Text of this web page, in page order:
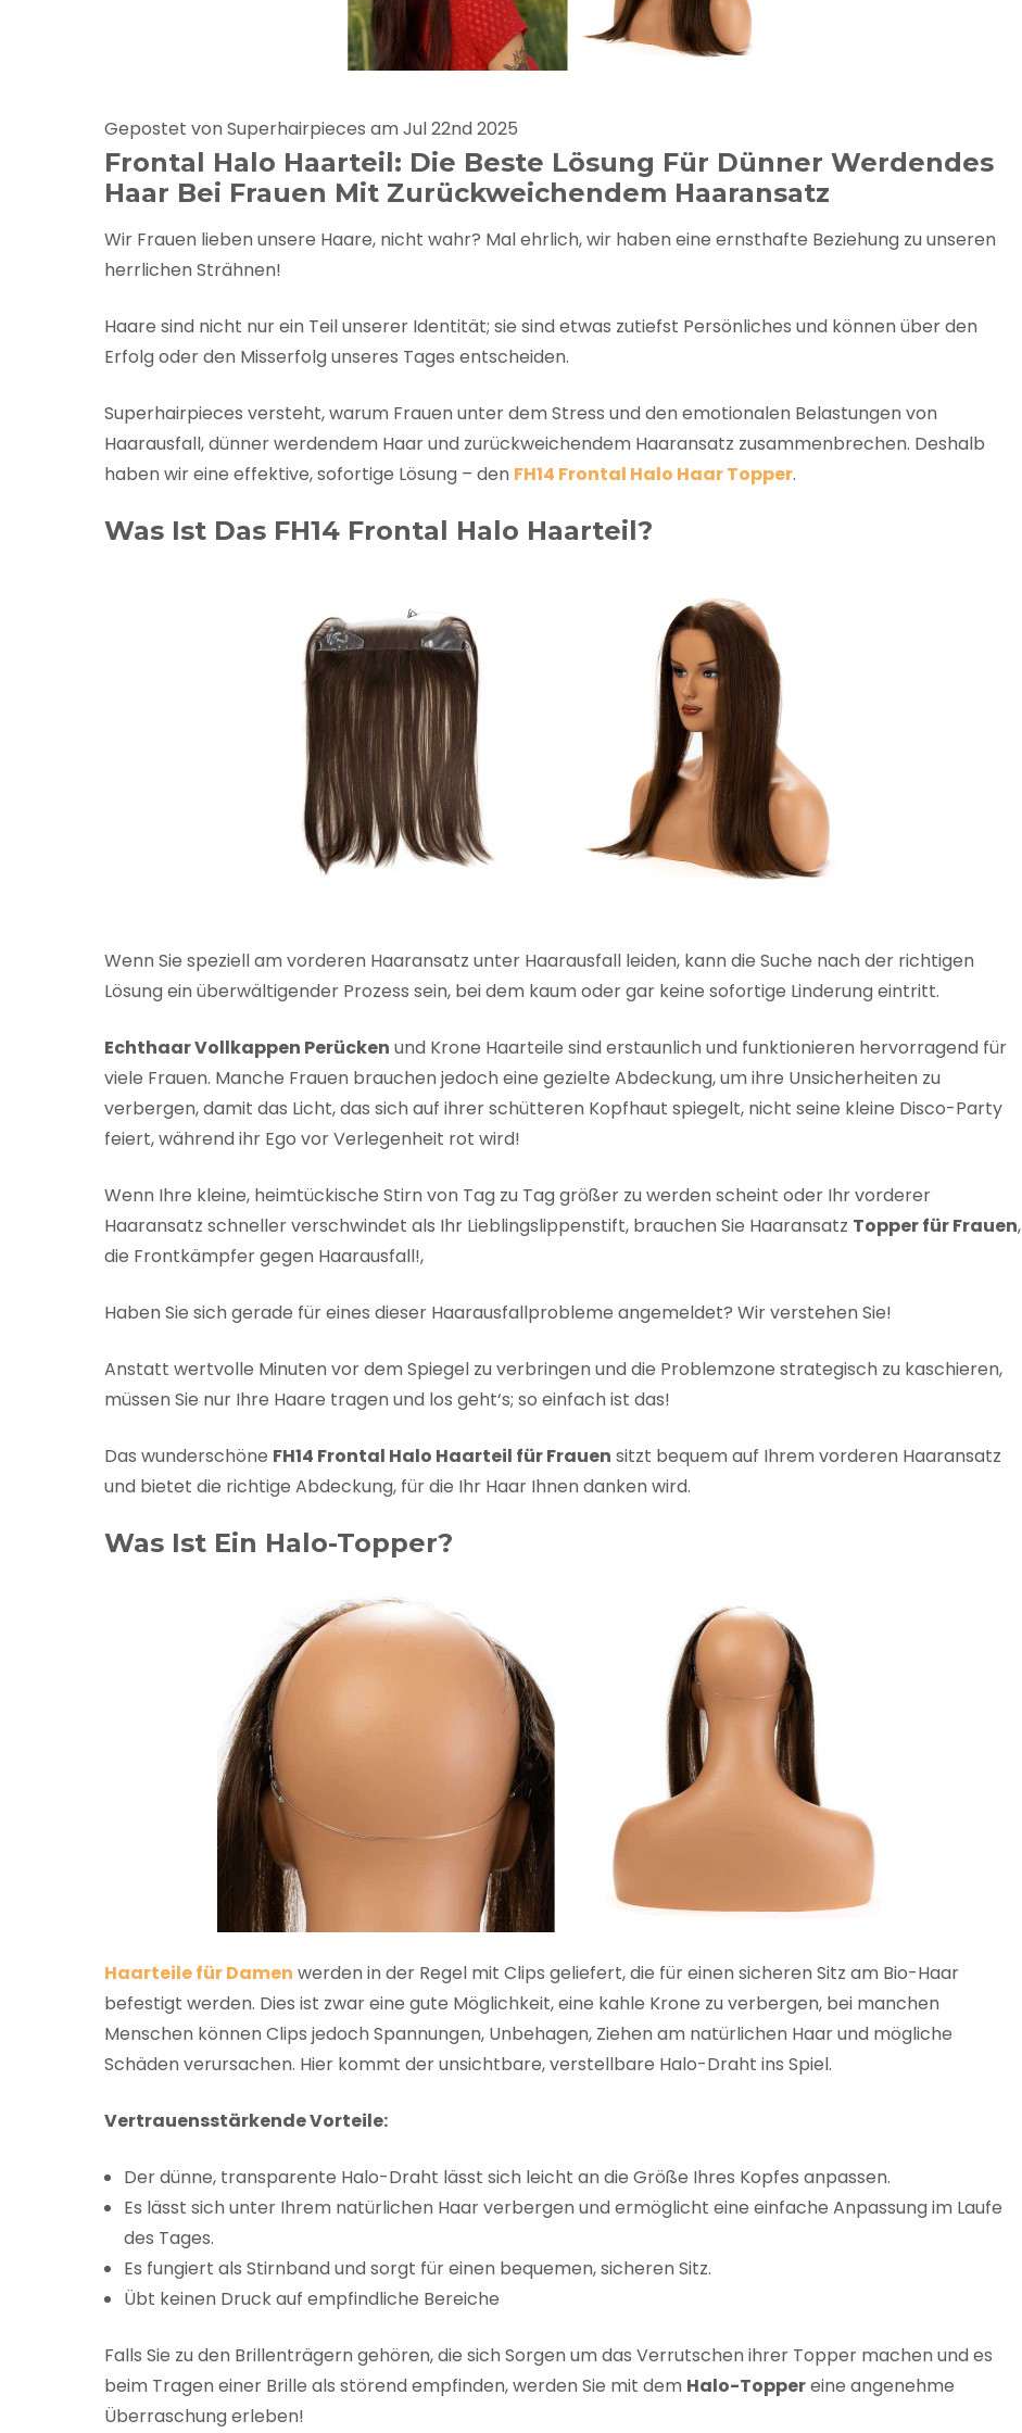
FAQ
Lieferung & Versand
Farbkarte
Gepostet von Superhairpieces am Jul 22nd 2025
Frontal Halo Haarteil: Die Beste Lösung Für Dünner Werdendes
Haar Bei Frauen Mit Zurückweichendem Haaransatz
Wir Frauen lieben unsere Haare, nicht wahr? Mal ehrlich, wir haben eine ernsthafte Beziehung zu unseren
herrlichen Strähnen!
Haare sind nicht nur ein Teil unserer Identität; sie sind etwas zutiefst Persönliches und können über den
Erfolg oder den Misserfolg unseres Tages entscheiden.
Superhairpieces versteht, warum Frauen unter dem Stress und den emotionalen Belastungen von
Haarausfall, dünner werdendem Haar und zurückweichendem Haaransatz zusammenbrechen. Deshalb
haben wir eine effektive, sofortige Lösung – den FH14 Frontal Halo Haar Topper.
Was Ist Das FH14 Frontal Halo Haarteil?
Wenn Sie speziell am vorderen Haaransatz unter Haarausfall leiden, kann die Suche nach der richtigen
Lösung ein überwältigender Prozess sein, bei dem kaum oder gar keine sofortige Linderung eintritt.
Echthaar Vollkappen Perücken und Krone Haarteile sind erstaunlich und funktionieren hervorragend für
viele Frauen. Manche Frauen brauchen jedoch eine gezielte Abdeckung, um ihre Unsicherheiten zu
verbergen, damit das Licht, das sich auf ihrer schütteren Kopfhaut spiegelt, nicht seine kleine Disco-Party
feiert, während ihr Ego vor Verlegenheit rot wird!
Wenn Ihre kleine, heimtückische Stirn von Tag zu Tag größer zu werden scheint oder Ihr vorderer
Haaransatz schneller verschwindet als Ihr Lieblingslippenstift, brauchen Sie Haaransatz Topper für Frauen,
die Frontkämpfer gegen Haarausfall!,
Haben Sie sich gerade für eines dieser Haarausfallprobleme angemeldet? Wir verstehen Sie!
Anstatt wertvolle Minuten vor dem Spiegel zu verbringen und die Problemzone strategisch zu kaschieren,
müssen Sie nur Ihre Haare tragen und los geht‘s; so einfach ist das!
Das wunderschöne FH14 Frontal Halo Haarteil für Frauen sitzt bequem auf Ihrem vorderen Haaransatz
und bietet die richtige Abdeckung, für die Ihr Haar Ihnen danken wird.
Was Ist Ein Halo-Topper?
Haarteile für Damen werden in der Regel mit Clips geliefert, die für einen sicheren Sitz am Bio-Haar
befestigt werden. Dies ist zwar eine gute Möglichkeit, eine kahle Krone zu verbergen, bei manchen
Menschen können Clips jedoch Spannungen, Unbehagen, Ziehen am natürlichen Haar und mögliche
Schäden verursachen. Hier kommt der unsichtbare, verstellbare Halo-Draht ins Spiel.
Vertrauensstärkende Vorteile:
Der dünne, transparente Halo-Draht lässt sich leicht an die Größe Ihres Kopfes anpassen.
Es lässt sich unter Ihrem natürlichen Haar verbergen und ermöglicht eine einfache Anpassung im Laufe
des Tages.
Es fungiert als Stirnband und sorgt für einen bequemen, sicheren Sitz.
Übt keinen Druck auf empfindliche Bereiche
Falls Sie zu den Brillenträgern gehören, die sich Sorgen um das Verrutschen ihrer Topper machen und es
beim Tragen einer Brille als störend empfinden, werden Sie mit dem Halo-Toppereine angenehme
Überraschung erleben!